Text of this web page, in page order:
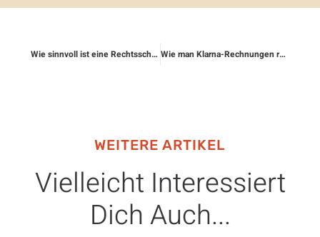
Wie sinnvoll ist eine Rechtsschutzversicherung für Rentner? Wie man Klarna-Rechnungen rechtlich prüft
WEITERE ARTIKEL
Vielleicht Interessiert
Dich Auch...